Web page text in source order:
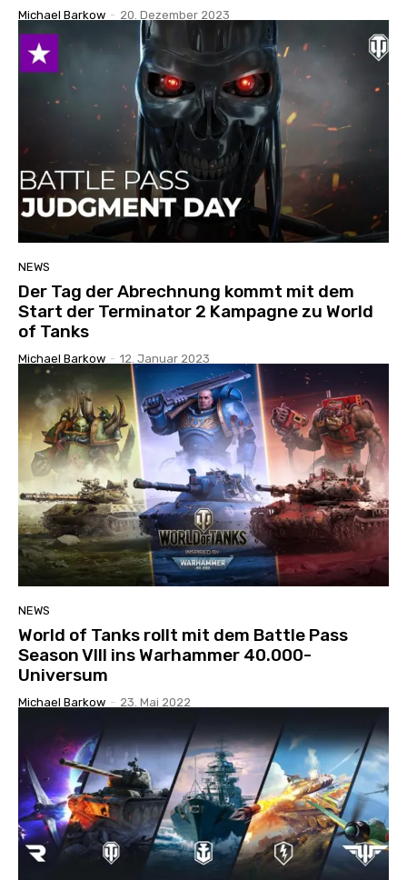
Michael Barkow - 20. Dezember 2023
NEWS
Der Tag der Abrechnung kommt mit dem
Start der Terminator 2 Kampagne zu World
of Tanks
Michael Barkow - 12. Januar 2023
NEWS
World of Tanks rollt mit dem Battle Pass
Season VIII ins Warhammer 40.000-
Universum
Michael Barkow - 23. Mai 2022